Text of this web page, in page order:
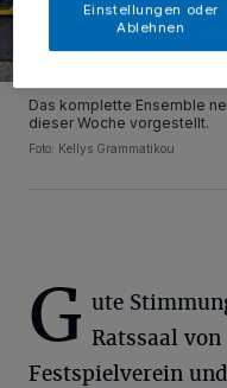
Das komplette Ensemble
dieser Woche vorgestellt.
Foto: Kellys Grammatikou
G ute
Ratssaal von
Festspielverein
Einstellungen oder
Ablehnen